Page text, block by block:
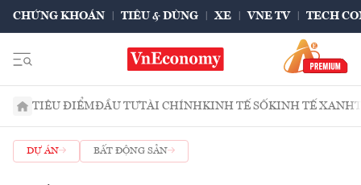
CHỨNG KHOÁN TIÊU & DÙNG XE VNE TV TECH
TIÊU ĐIỂMĐẦU TƯTÀI CHÍNHKINH TẾ SỐKINH TẾ XANH
DỰ ÁN BẤT ĐỘNG SẢN